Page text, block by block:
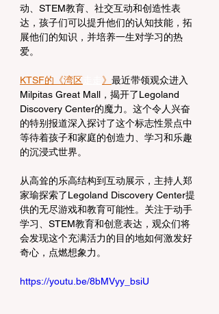
动、STEM教育、社交互动和创造性表
达，孩子们可以提升他们的认知技能，拓
展他们的知识，并培养一生对学习的热
爱。
KTSF的《湾区 》 最近带领观众进入
Milpitas Great Mall，揭开了Legoland
Discovery Center的魔力。这个令人兴奋
的特别报道深入探讨了这个标志性景点中
等待着孩子和家庭的创造力、学习和乐趣
的沉浸式世界。
从高耸的乐高结构到互动展示，主持人郑
家瑜探索了Legoland Discovery Center提
供的无尽游戏和教育可能性。关注于动手
学习、STEM教育和创意表达，观众们将
会发现这个充满活力的目的地如何激发好
奇心，点燃想象力。
https://youtu.be/8bMVyy_bsiU